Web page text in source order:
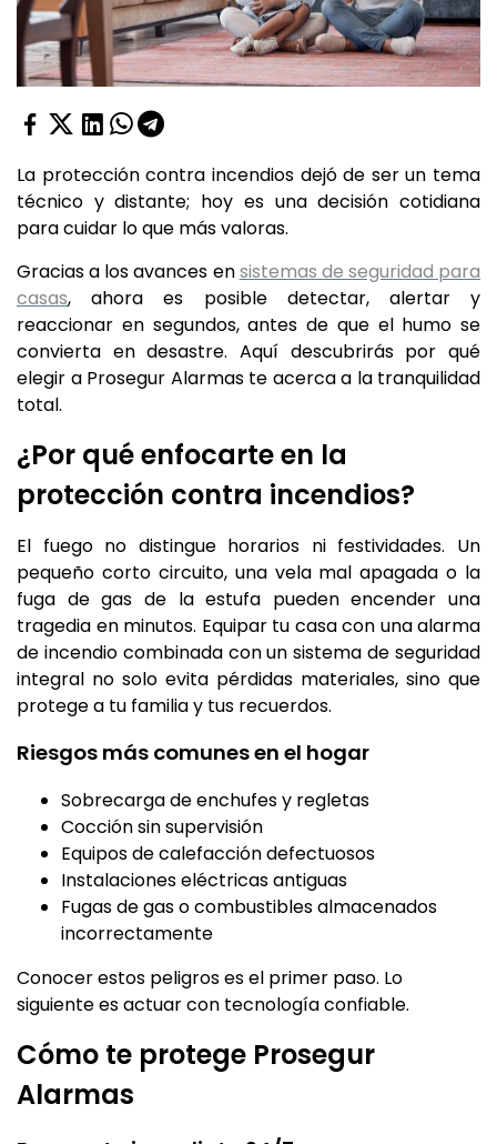
La protección contra incendios dejó de ser un tema
técnico y distante; hoy es una decisión cotidiana
para cuidar lo que más valoras.
Gracias a los avances ensistemas de seguridad para
casas, ahora es posible detectar, alertar y
reaccionar en segundos, antes de que el humo se
convierta en desastre. Aquí descubrirás por qué
elegir a Prosegur Alarmas te acerca a la tranquilidad
total.
¿Por qué enfocarte en la
protección contra incendios?
El fuego no distingue horarios ni festividades. Un
pequeño corto circuito, una vela mal apagada o la
fuga de gas de la estufa pueden encender una
tragedia en minutos. Equipar tu casa con una alarma
de incendio combinada con un sistema de seguridad
integral no solo evita pérdidas materiales, sino que
protege a tu familia y tus recuerdos.
Riesgos más comunes en el hogar
Sobrecarga de enchufes y regletas
Cocción sin supervisión
Equipos de calefacción defectuosos
Instalaciones eléctricas antiguas
Fugas de gas o combustibles almacenados
incorrectamente
Conocer estos peligros es el primer paso. Lo
siguiente es actuar con tecnología confiable.
Cómo te protege Prosegur
Alarmas